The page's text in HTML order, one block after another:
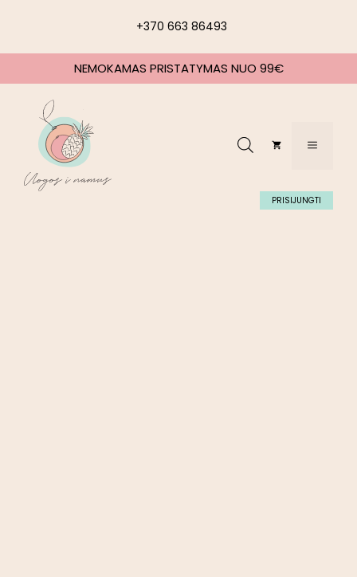
+370 663 86493
NEMOKAMAS PRISTATYMAS NUO 99€
PRISIJUNGTI